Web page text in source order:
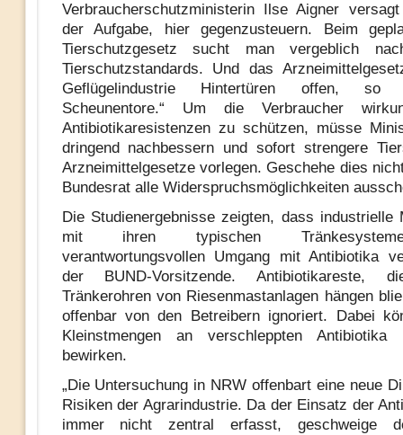
Verbraucherschutzministerin Ilse Aigner
der Aufgabe, hier gegenzusteuern. Beim
Tierschutzgesetz sucht man vergeblich
Tierschutzstandards. Und das
Geflügelindustrie Hintertüren offen,
Scheunentore.“ Um die Verbraucher
Antibiotikaresistenzen zu schützen, müsse
dringend nachbessern und sofort strengere
Arzneimittelgesetze vorlegen. Geschehe dies
Bundesrat alle Widerspruchsmöglichkeiten
Die Studienergebnisse zeigten, dass industrielle
mit ihren typischen
verantwortungsvollen Umgang mit Antibiotika
der BUND-Vorsitzende.
Tränkerohren von Riesenmastanlagen hängen
offenbar von den Betreibern ignoriert. Dabei
Kleinstmengen an verschleppten Antibiotika
bewirken.
„Die Untersuchung in NRW offenbart eine neue
Risiken der Agrarindustrie. Da der Einsatz der
immer nicht zentral erfasst, geschweige